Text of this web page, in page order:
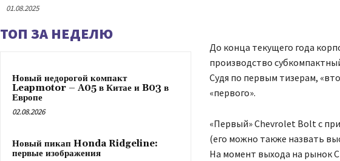
01.08.2025
ТОП ЗА НЕДЕЛЮ
Новый недорогой компакт
Leapmotor – A05 в Китае и B03 в
Европе
02.08.2026
Новый пикап Honda Ridgeline:
первые изображения
До конца текущего года
производство
Судя по первым тизерам,
«первого».
«Первый» Chevrolet Bolt с
(его можно также назвать
На момент выхода на рынок